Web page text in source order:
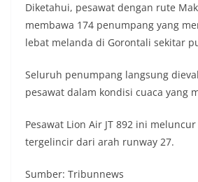
Diketahui, pesawat dengan rute
membawa 174 penumpang yang
lebat melanda di Gorontali sekitar
Seluruh penumpang langsung
pesawat dalam kondisi cuaca yang
Pesawat Lion Air JT 892 ini
tergelincir dari arah runway 27.
Sumber: Tribunnews